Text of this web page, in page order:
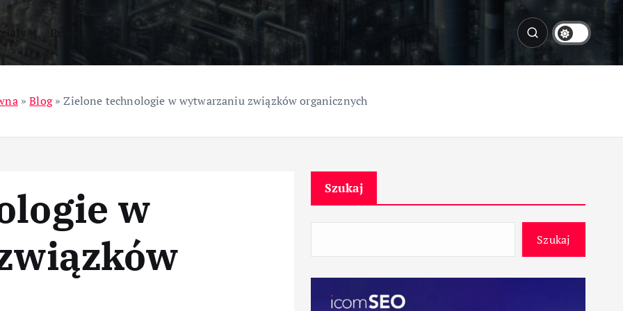
Przemysł
»Blog»Zielone technologie w wytwarzaniu związków organicznych
w
Szukaj
Szukaj